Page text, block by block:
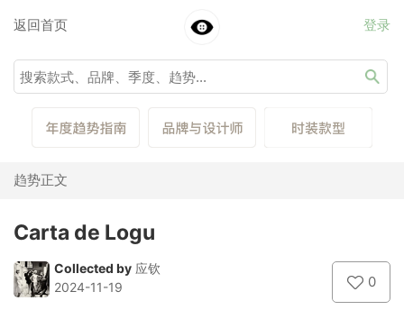
返回首页 登录
趋势正文
Carta de Logu
Collected by 应钦
2024-11-19
0